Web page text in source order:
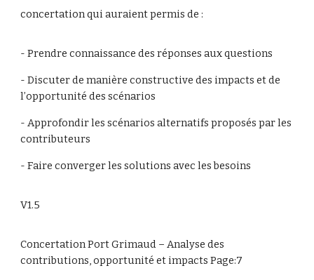
concertation qui auraient permis de :
- Prendre connaissance des réponses aux questions
- Discuter de manière constructive des impacts et de
l’opportunité des scénarios
- Approfondir les scénarios alternatifs proposés par les
contributeurs
- Faire converger les solutions avec les besoins
V1.5
Concertation Port Grimaud – Analyse des
contributions, opportunité et impacts Page:7